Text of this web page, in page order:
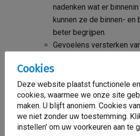
nadenken wat er
kunnen ze de binnen- en
beter begrijpen.
Gevoelens versterken
door je kind lichamelijk actief
Wanneer de lichamelijke
van een kind met beweging of
verandert ook de emotionele
Cookies
Deze website plaatst functionele
cookies, waarmee we onze site
maken. U blijft anoniem. Cookies
we niet zonder uw toestemming.
instellen' om uw voorkeuren aan te